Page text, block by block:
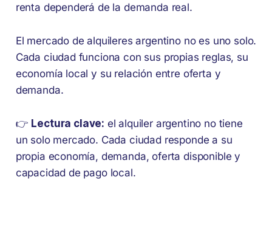
renta dependerá de la demanda real.
El mercado de alquileres argentino no es uno solo.
Cada ciudad funciona con sus propias reglas, su
economía local y su relación entre oferta y
demanda.
👉 Lectura clave: el alquiler argentino no tiene
un solo mercado. Cada ciudad responde a su
propia economía, demanda, oferta disponible y
capacidad de pago local.